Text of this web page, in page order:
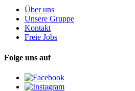
Über uns
Unsere Gruppe
Kontakt
Freie Jobs
Folge uns auf